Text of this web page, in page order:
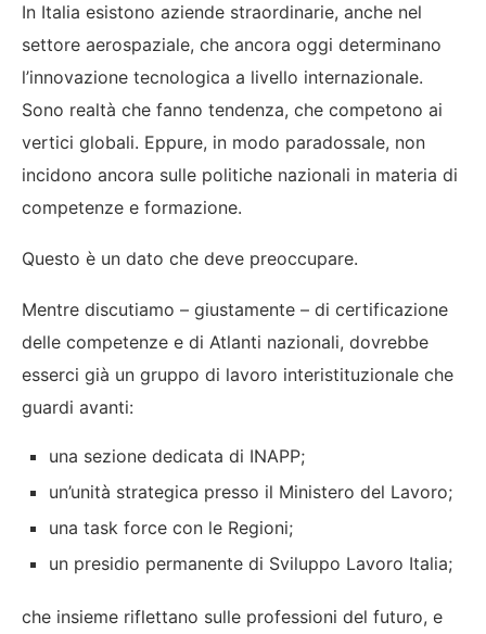
In Italia esistono aziende straordinarie, anche nel
settore aerospaziale, che ancora oggi determinano
l’innovazione tecnologica a livello internazionale.
Sono realtà che fanno tendenza, che competono ai
vertici globali. Eppure, in modo paradossale, non
incidono ancora sulle politiche nazionali in materia di
competenze e formazione.
Questo è un dato che deve preoccupare.
Mentre discutiamo – giustamente – di certificazione
delle competenze e di Atlanti nazionali, dovrebbe
esserci già un gruppo di lavoro interistituzionale che
guardi avanti:
una sezione dedicata di INAPP;
un’unità strategica presso il Ministero del Lavoro;
una task force con le Regioni;
un presidio permanente di Sviluppo Lavoro Italia;
che insieme riflettano sulle professioni del futuro, e